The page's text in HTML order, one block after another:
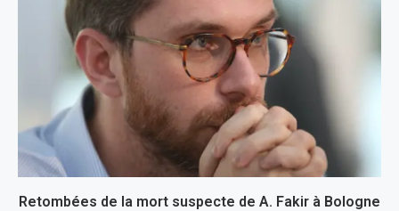
Retombées de la mort suspecte de A. Fakir à Bologne